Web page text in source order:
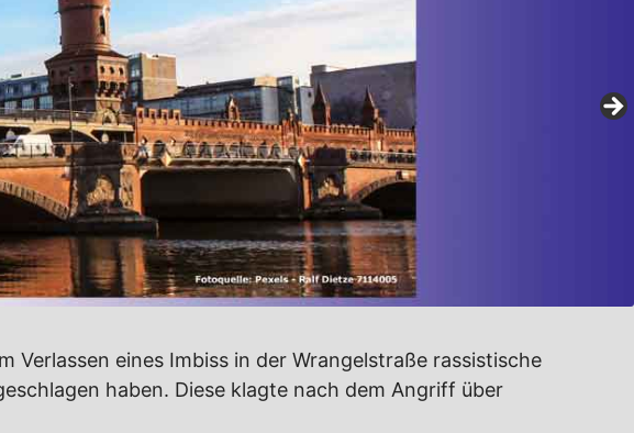
eines Imbiss in der Wrangelstraße rassistische
haben. Diese klagte nach dem Angriff über